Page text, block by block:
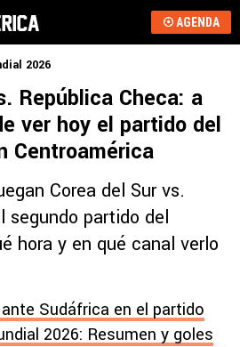
AGENDA
2026
República Checa: a
ver hoy el partido del
Centroamérica
Corea del Sur vs.
segundo partido del
hora y en qué canal verlo
Sudáfrica en el partido
2026: Resumen y goles